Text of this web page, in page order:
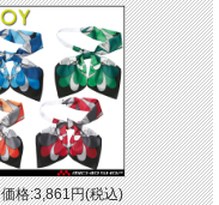
価格:3,861円(税込)